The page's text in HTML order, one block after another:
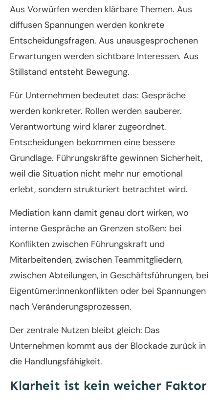
Aus Vorwürfen werden klärbare Themen. Aus
diffusen Spannungen werden konkrete
Entscheidungsfragen. Aus unausgesprochenen
Erwartungen werden sichtbare Interessen. Aus
Stillstand entsteht Bewegung.
Für Unternehmen bedeutet das: Gespräche
werden konkreter. Rollen werden sauberer.
Verantwortung wird klarer zugeordnet.
Entscheidungen bekommen eine bessere
Grundlage. Führungskräfte gewinnen Sicherheit,
weil die Situation nicht mehr nur emotional
erlebt, sondern strukturiert betrachtet wird.
Mediation kann damit genau dort wirken, wo
interne Gespräche an Grenzen stoßen: bei
Konflikten zwischen Führungskraft und
Mitarbeitenden, zwischen Teammitgliedern,
zwischen Abteilungen, in Geschäftsführungen, bei
Eigentümer:innenkonflikten oder bei Spannungen
nach Veränderungsprozessen.
Der zentrale Nutzen bleibt gleich: Das
Unternehmen kommt aus der Blockade zurück in
die Handlungsfähigkeit.
Klarheit ist kein weicher Faktor